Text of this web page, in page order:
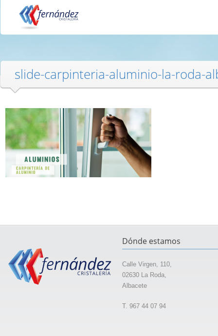
slide-carpinteria-aluminio-la-roda-
Dónde estamos
Calle Virgen, 110,
02630 La Roda,
Albacete
T. 967 44 07 94